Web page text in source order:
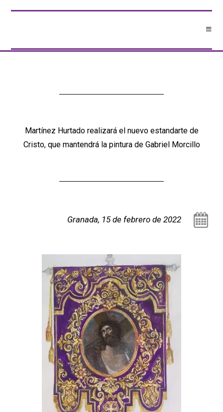
Martínez Hurtado realizará el nuevo estandarte de
Cristo, que mantendrá la pintura de Gabriel Morcillo
Granada, 15 de febrero de 2022